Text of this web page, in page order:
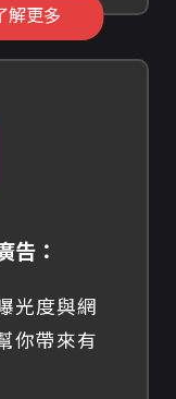
解更多
告：
光度與網
你帶來有